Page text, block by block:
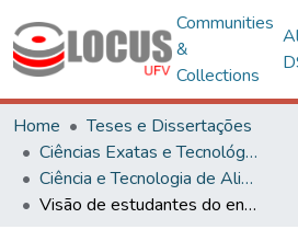
Communities
&
Collections
Home
Teses e Dissertações
Ciências Exatas e Tecnológicas
Ciência e Tecnologia de Alimentos
Visão de estudantes do ensino fundamental sobre nutrição, higiene dos alimentos e consumo de produtos lácteos